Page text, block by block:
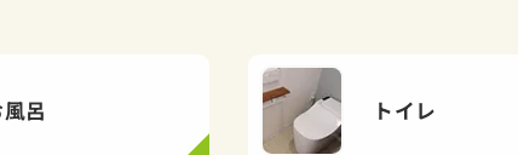
呂 トイレ